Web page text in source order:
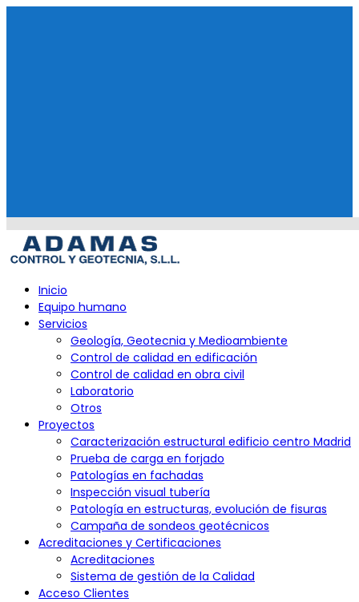
PrimaryInicio
Equipo humano
Servicios
Geología, Geotecnia y Medioambiente
Control de calidad en edificación
Control de calidad en obra civil
Laboratorio
Otros
Proyectos
Caracterización estructural edificio centro Madrid
Prueba de carga en forjado
Patologías en fachadas
Inspección visual tubería
Patología en estructuras, evolución de fisuras
Campaña de sondeos geotécnicos
Acreditaciones y Certificaciones
Acreditaciones
Sistema de gestión de la Calidad
Acceso Clientes